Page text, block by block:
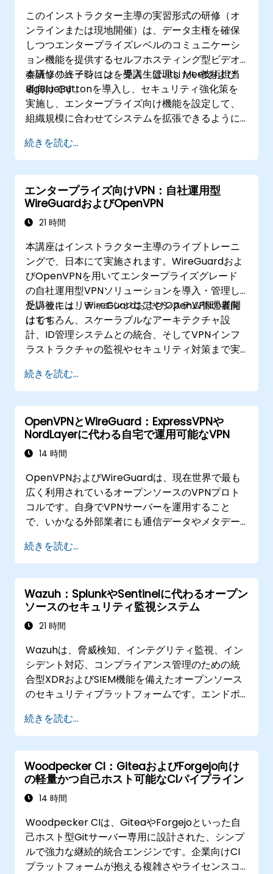
このインストラクター主導の実習形式の研修（オ
ンラインまたは現地開催）は、データ主権を確保
しつつエンタープライズレベルのコミュニケーシ
ョン機能を提供するセルフホスティング型ビデオ
会議ソリューションを導入・管理したい技術担当
者向けです。
本研修の終了時には、受講生はJitsi Meetおよび
BigBlueButtonを導入し、セキュリティ強化策を
実施し、エンタープライズ向け機能を設定して、
組織規模に合わせてシステムを拡張できるように
続きを読む...
エンタープライズ向けVPN：自社運用型
WireGuardおよびOpenVPN
21 時間
本講座はインストラクター主導のライブトレーニ
ングで、日本にて実施されます。WireGuardおよ
びOpenVPNを用いてエンタープライズグレード
の自社運用型VPNソリューションを導入・管理し
たいセキュリティエンジニアやシステム管理者向
けです。
受講後には、WireGuardおよびOpenVPNの展開
はもちろん、スケーラブルなアーキテクチャ設
計、ID管理システムとの統合、そしてVPNインフ
ラストラクチャの監視やセキュリティ対策まで実
続きを読む...
OpenVPNとWireGuard：ExpressVPNや
NordLayerに代わる自宅で運用可能なVPN
14 時間
OpenVPNおよびWireGuardは、現在世界で最も
広く利用されているオープンソースのVPNプロト
コルです。自身でVPNサーバーを運用すること
で、いかなる外部業者にも通信データやメタデー
開示要請にも応じる必要がありません。本講座で
は、さまざまな脅威モデルや性能要件に応じて両
プロトコルの運用方法を解説します。
続きを読む...
Wazuh：SplunkやSentinelに代わるオープン
ソースのセキュリティ監視システム
21 時間
Wazuhは、脅威検知、インテグリティ監視、イン
シデント対応、コンプライアンス管理のための統
合型XDRおよびSIEM機能を備えたオープンソース
のセキュリティプラットフォームです。エンドポ
で処理することにより、Splunk Enterprise
SecurityやMicrosoft Sentinelなどのクラウドネ
イティブなSIEM製品に代わる実用的な代替手段と
なります。
続きを読む...
Woodpecker CI：GiteaおよびForgejo向け
の軽量かつ自己ホスト可能なCIパイプライン
14 時間
Woodpecker CIは、GiteaやForgejoといった自
己ホスト型Gitサーバー専用に設計された、シンプ
ルで強力な継続的統合エンジンです。企業向けCI
プラットフォームが抱える複雑さやライセンスコ